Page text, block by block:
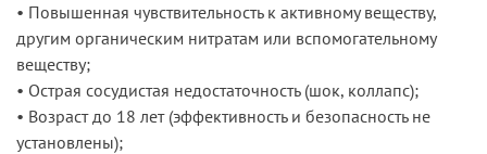
• Повышенная чувствительность к активному веществу,
другим органическим нитратам или вспомогательному
веществу;
• Острая сосудистая недостаточность (шок, коллапс);
• Возраст до 18 лет (эффективность и безопасность не
установлены);